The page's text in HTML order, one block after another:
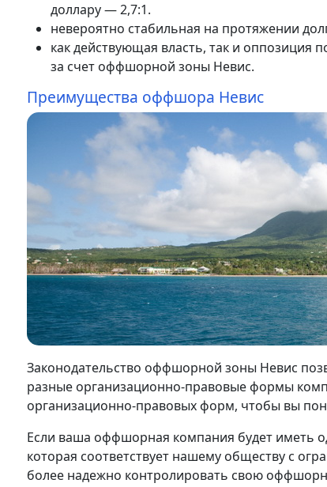
доллару — 2,7:1.
невероятно стабильная на протяжении
как действующая власть, так и оппозиция
за счет оффшорной зоны Невис.
Преимущества оффшора Невис
Законодательство оффшорной зоны Невис
разные организационно-правовые формы
организационно-правовых форм, чтобы вы
Если ваша оффшорная компания будет иметь
которая соответствует нашему обществу с
более надежно контролировать свою